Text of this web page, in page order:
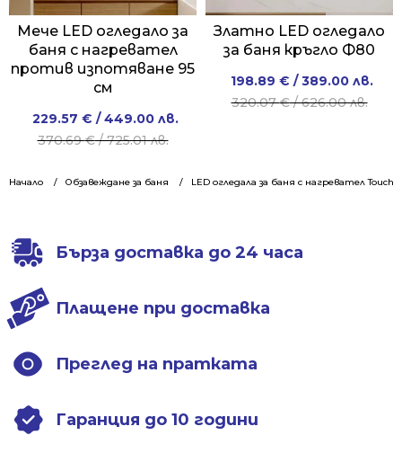
Начало Обзавеждане за баня LED огледала за баня с нагревател Touch
Мече LED огледало за
баня с нагревател
против изпотяване 95
см
370.69€/ 725.01 лв.
Original
price
370.69 €
229.57 € / 449.00 лв.
Current
price
229.57 €
Златно LED огледало
за баня кръгло Ф80
320.07€/ 626.00 лв.
Original
price
626.00 лв..
198.89 € / 389.00 лв.
Current
price
389.00 лв..
Бърза доставка до 24 часа
Плащене при доставка
Преглед на пратката
Гаранция до 10 години